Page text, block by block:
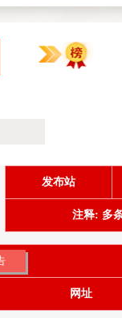
发布站
注释: 多
网址